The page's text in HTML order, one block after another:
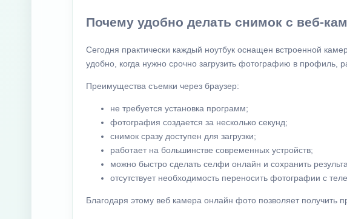
Почему удобно делать снимок с веб-
Сегодня практически каждый ноутбук оснащен встроенной
удобно, когда нужно срочно загрузить фотографию в профиль,
Преимущества съемки через браузер:
не требуется установка программ;
фотография создается за несколько секунд;
снимок сразу доступен для загрузки;
работает на большинстве современных устройств;
можно быстро сделать селфи онлайн и сохранить
отсутствует необходимость переносить фотографии с
Благодаря этому веб камера онлайн фото позволяет получить